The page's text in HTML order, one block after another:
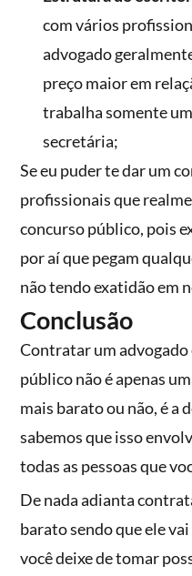
com vários
advogado
preço maior em
trabalha somente
secretária;
Se eu puder te dar um
profissionais que
concurso público, pois
por aí que pegam
não tendo exatidão em
Conclusão
Contratar um
público não é apenas
mais barato ou não, é a
sabemos que isso
todas as pessoas que
De nada adianta
barato sendo que ele
você deixe de tomar